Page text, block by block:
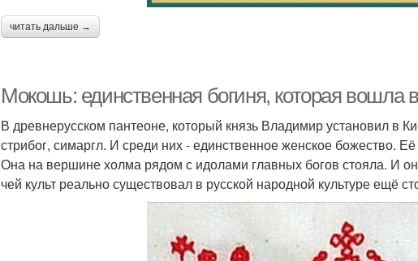
читать дальше →
Мокошь: единственная богиня, которая вошла
В древнерусском пантеоне, который князь Владимир установил в
стрибог, симаргл. И среди них - единственное женское божество.
Она на вершине холма рядом с идолами главных богов стояла. И
чей культ реально существовал в русской народной культуре ещё